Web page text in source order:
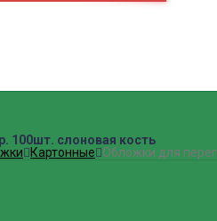
100шт. слоновая кость
Картонные Обложки для